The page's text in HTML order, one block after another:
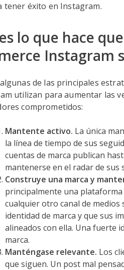
tener éxito en Instagram.
lo que hace
Instagram
de las principales
utilizan para aumentar las
comprometidos:
Mantente activo. La única
la línea de tiempo de sus
cuentas de marca publican
mantenerse en el radar de sus
Construye una marca y
principalmente una
cualquier otro canal de
identidad de marca y que sus
alineados con ella. Una fuerte
marca.
Manténgase relevante. Los
que siguen. Un post mal